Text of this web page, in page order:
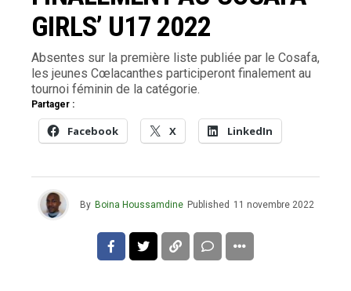
GIRLS’ U17 2022
Absentes sur la première liste publiée par le Cosafa,
les jeunes Cœlacanthes participeront finalement au
tournoi féminin de la catégorie.
Partager :
Facebook X LinkedIn
By Boina Houssamdine Published 11 novembre 2022